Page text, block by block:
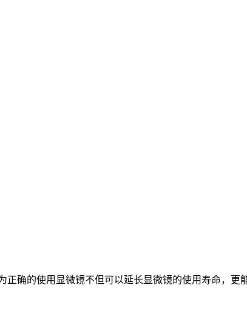
正确的使用显微镜不但可以延长显微镜的使用寿命，更